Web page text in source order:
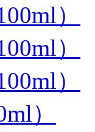
）
）
）
）